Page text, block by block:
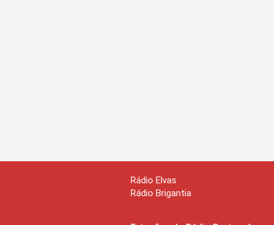
Rádio Elvas
Rádio Brigantia